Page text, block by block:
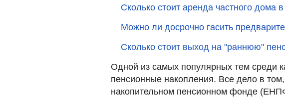
Сколько стоит аренда частного дома
Можно ли досрочно гасить
Сколько стоит выход на "раннюю"
Одной из самых популярных тем среди
пенсионные накопления. Все дело в
накопительном пенсионном фонде